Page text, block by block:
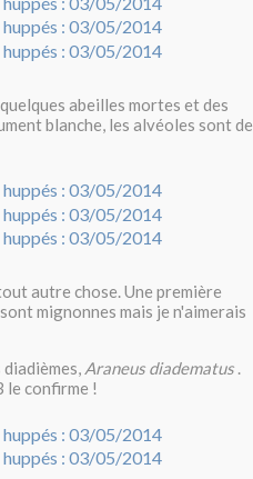
abeilles mortes et des
blanche, les alvéoles sont de
autre chose. Une première
mignonnes mais je n'aimerais
Araneus diadematus .
le confirme !